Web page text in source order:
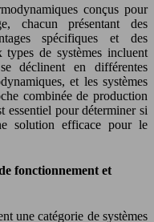
chacun présentant des
spécifiques et des
de systèmes incluent
déclinent en différentes
et les systèmes
combinée de production
essentiel pour déterminer si
solution efficace pour le
fonctionnement et